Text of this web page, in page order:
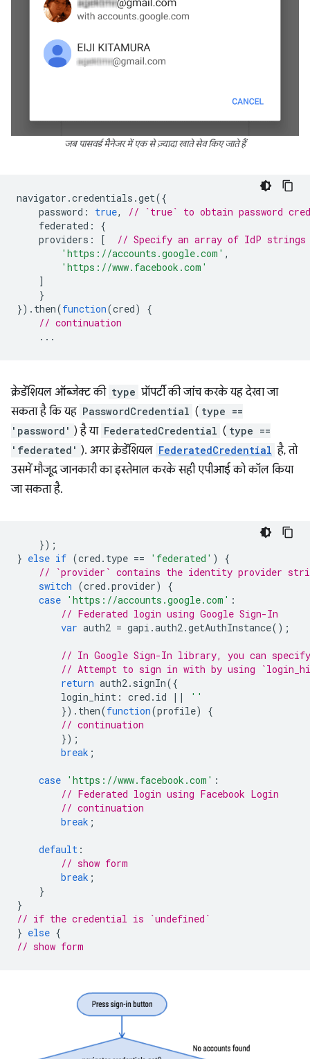
जब पासवर्ड मैनेजर में एक से ज़्यादा खाते सेव किए जाते हैं
navigator .credentials .get({
password : true,
// `true` to obtain password
federated :
{
providers : [
// Specify an array of IdP strings
'https://accounts.google.com' ,
'https://www.facebook.com'
]
}
}). then(function(cred)
{
// continuation
...
क्रेडेंशियल ऑब्जेक्ट की type प्रॉपर्टी की जांच करके यह देखा जा
सकता है कि यह PasswordCredential ( type ==
'password' ) है या FederatedCredential ( type ==
'federated' ). अगर क्रेडेंशियल FederatedCredential है, तो
उसमें मौजूद जानकारी का इस्तेमाल करके सही एपीआई को कॉल किया
जा सकता है.
});
} else if (cred . type == 'federated' )
{
// `provider` contains the identity provider
switch (cred .provider)
{
case 'https://accounts.google.com' :
// Federated login using Google Sign-In
var auth2 = gapi .auth2 .getAuthInstance();
// In Google Sign-In library, you can
// Attempt to sign in with by using
return auth2 . signIn({
login_hint : cred . id ||
''
}). then(function(profile)
{
// continuation
});
break ;
case 'https://www.facebook.com' :
// Federated login using Facebook Login
// continuation
break ;
default :
// show form
break ;
}
}
// if the credential is `undefined`
} else {
// show form